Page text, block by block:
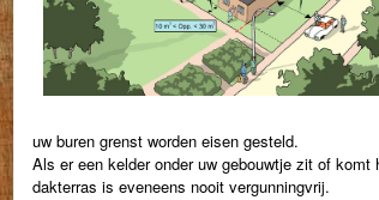
uw buren grenst worden eisen gesteld.
Als er een kelder onder uw gebouwtje zit of
dakterras is eveneens nooit vergunningvrij.